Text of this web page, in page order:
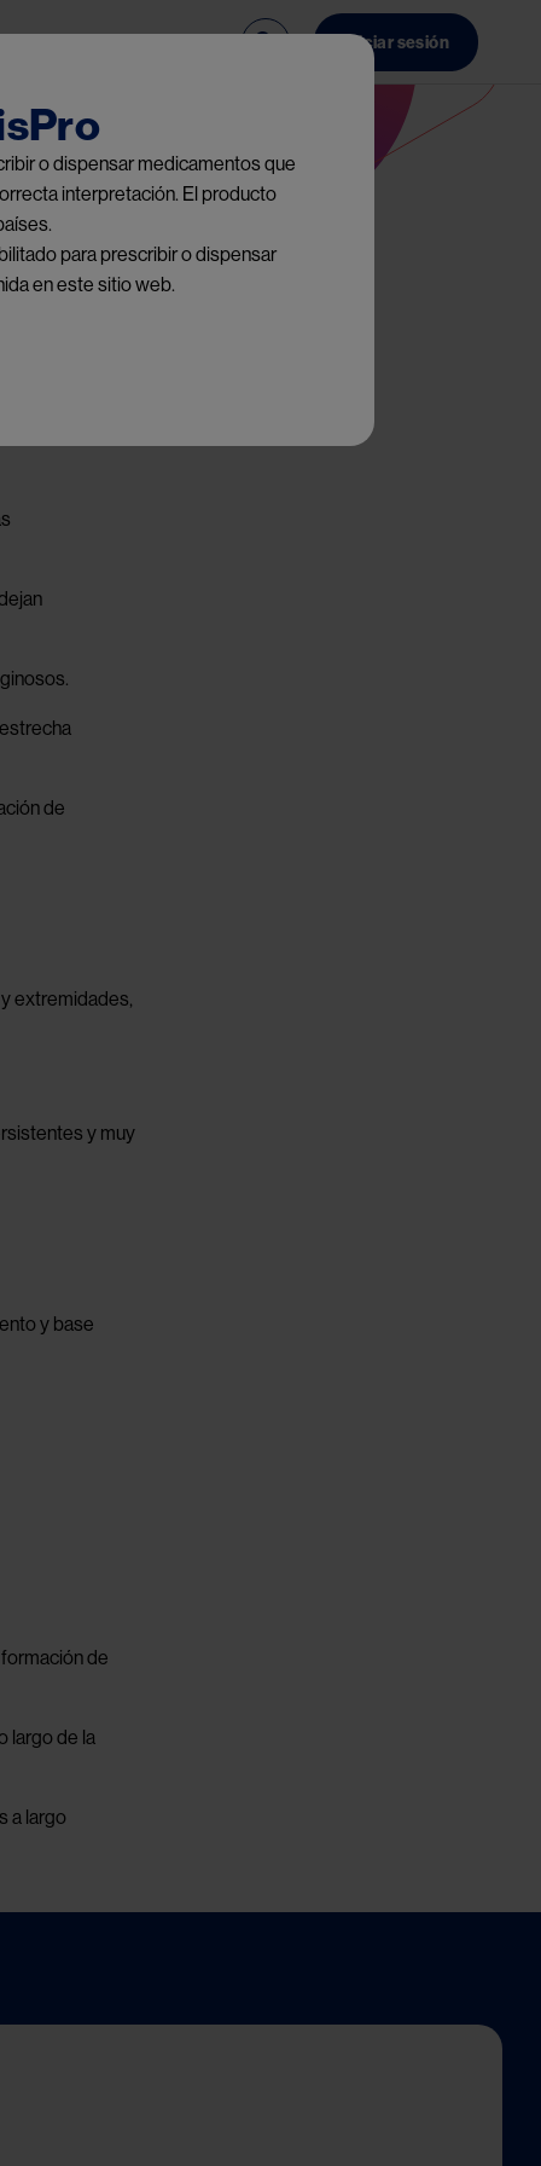
Iniciar sesión
de
extremidades,
y muy
y base
de
largo de la
a largo
o dispensar medicamentos que
interpretación. El producto
para prescribir o dispensar
en este sitio web.